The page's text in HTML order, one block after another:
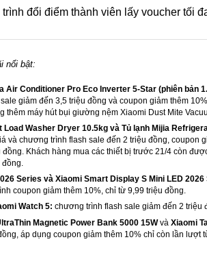
đổi điểm thành viên lấy voucher tối
nổi bật:
Air Conditioner Pro Eco Inverter 5-Star (phiên bản
giảm đến 3,5 triệu đồng và coupon giảm thêm
thêm máy hút bụi giường nệm Xiaomi Dust Mite
Load Washer Dryer 10.5kg và Tủ lạnh Mijia
và chương trình flash sale đến 2 triệu đồng, coupon
Khách hàng mua các thiết bị trước 21/4 còn
đồng.
Series và Xiaomi Smart Display S Mini LED 2026
coupon giảm thêm 10%, chỉ từ 9,99 triệu đồng.
Watch 5:chương trình flash sale giảm đến 2 triệu
Magnetic Power Bank 5000 15WvàXiaomi
áp dụng coupon giảm thêm 10% chỉ còn lần lượt